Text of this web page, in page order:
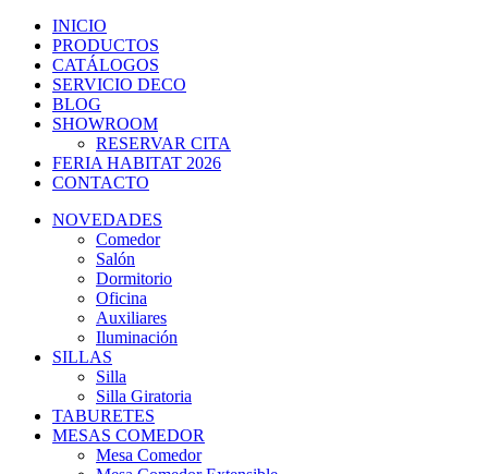
INICIO
PRODUCTOS
CATÁLOGOS
SERVICIO DECO
BLOG
SHOWROOM
RESERVAR CITA
FERIA HABITAT 2026
CONTACTO
NOVEDADES
Comedor
Salón
Dormitorio
Oficina
Auxiliares
Iluminación
SILLAS
Silla
Silla Giratoria
TABURETES
MESAS COMEDOR
Mesa Comedor